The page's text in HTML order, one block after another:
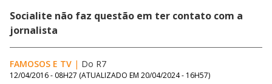
Socialite não faz questão em ter contato com a
jornalista
FAMOSOS E TV | Do R7
12/04/2016 - 08H27 (ATUALIZADO EM 20/04/2024 - 16H57)